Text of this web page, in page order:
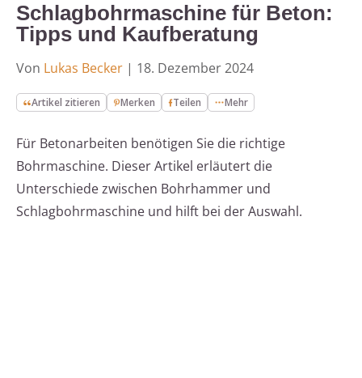
Schlagbohrmaschine für Beton:
Tipps und Kaufberatung
Von Lukas Becker | 18. Dezember 2024
Artikel zitieren Merken Teilen Mehr
Für Betonarbeiten benötigen Sie die richtige
Bohrmaschine. Dieser Artikel erläutert die
Unterschiede zwischen Bohrhammer und
Schlagbohrmaschine und hilft bei der Auswahl.